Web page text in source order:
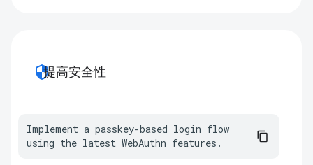
security提高安全性
Implement a passkey-based login flow
using the latest WebAuthn features.